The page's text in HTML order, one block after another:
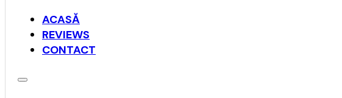
ACASĂ
REVIEWS
CONTACT